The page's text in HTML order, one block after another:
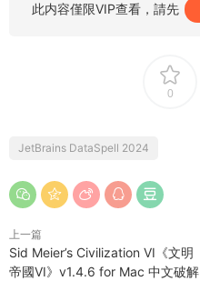
此内容僅限VIP查看，請先
0
JetBrains DataSpell 2024
上一篇
Sid Meier’s Civilization VI《文明
帝國VI》v1.4.6 for Mac 中文破解